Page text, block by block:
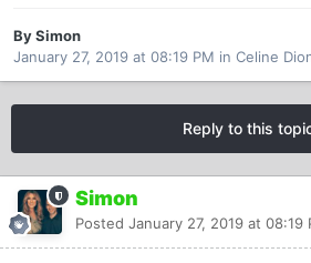
By Simon
January 27, 2019 at 08:19 PM in Celine
Reply to this
Simon
Posted January 27, 2019 at 08:19